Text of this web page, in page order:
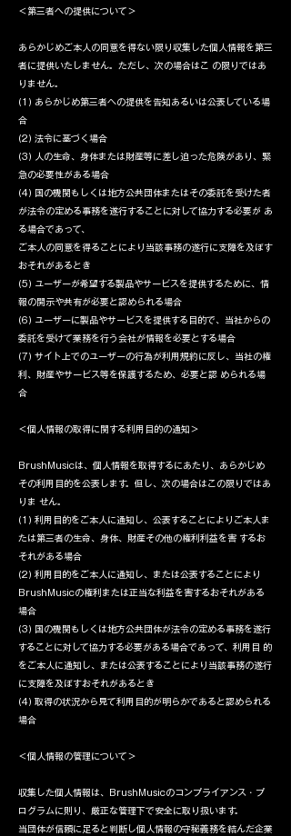
＜第三者への提供について＞
あらかじめご本人の同意を得ない限り収集した個人情報を第三
者に提供いたしません。ただし、次の場合はこ の限りではあ
りません。
(1) あらかじめ第三者への提供を告知あるいは公表している場
合
(2) 法令に基づく場合
(3) 人の生命、身体または財産等に差し迫った危険があり、緊
急の必要性がある場合
(4) 国の機関もしくは地方公共団体またはその委託を受けた者
が法令の定める事務を遂行することに対して協力する必要が あ
る場合であって、
ご本人の同意を得ることにより当該事務の遂行に支障を及ぼす
おそれがあるとき
(5) ユーザーが希望する製品やサービスを提供するために、情
報の開示や共有が必要と認められる場合
(6) ユーザーに製品やサービスを提供する目的で、当社からの
委託を受けて業務を行う会社が情報を必要とする場合
(7) サイト上でのユーザーの行為が利用規約に反し、当社の権
利、財産やサービス等を保護するため、必要と認 められる場
合
＜個人情報の取得に関する利用目的の通知＞
BrushMusicは、個人情報を取得するにあたり、あらかじめ
その利用目的を公表します。但し、次の場合はこの限りではあ
りま せん。
(1) 利用目的をご本人に通知し、公表することによりご本人ま
たは第三者の生命、身体、財産その他の権利利益を害 するお
それがある場合
(2) 利用目的をご本人に通知し、または公表することにより
BrushMusicの権利または正当な利益を害するおそれがある
場合
(3) 国の機関もしくは地方公共団体が法令の定める事務を遂行
することに対して協力する必要がある場合であって、利用目 的
をご本人に通知し、または公表することにより当該事務の遂行
に支障を及ぼすおそれがあるとき
(4) 取得の状況から見て利用目的が明らかであると認められる
場合
＜個人情報の管理について＞
収集した個人情報は、BrushMusicのコンプライアンス・プ
ログラムに則り、厳正な管理下で安全に取り扱います。
当団体が信頼に足ると判断し個人情報の守秘義務を結んだ企業